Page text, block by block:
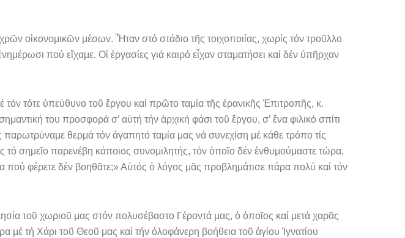
οἰκονομικῶν μέσων. Ἦταν στό στάδιο τῆς τοιχοποιίας, χωρίς τόν τροῦλλο
πού εἴχαμε. Οἱ ἐργασίες γιά καιρό εἶχαν σταμα­τήσει καί δέν ὑπῆρχαν
τότε ὑπεύθυνο τοῦ ἔργου καί πρῶτο ταμία τῆς ἐρανικῆς Ἐπιτροπῆς, κ.
του προσφορά σ’ αὐτή τήν ἀρχική φάσι τοῦ ἔργου, σ’ ἕνα φιλικό σπίτι
θερμά τόν ἀγαπητό ταμία μας νά συνεχίση μέ κάθε τρόπο τίς
σημεῖο παρενέβη κάποιος συνομιλητής, τόν ὁ­ποῖο δέν ἐνθυμούμαστε τώρα,
πού φέρε­τε δέν βοηθᾶτε;» Αὐτός ὁ λόγος μᾶς προβλημάτισε πάρα πολύ καί τόν
τοῦ χωριοῦ μας στόν πολυσέβα­στο Γέροντά μας, ὁ ὁποῖος καί μετά χαρᾶς
μέ τή Χάρι τοῦ Θεοῦ μας καί τήν ὁλοφάνερη βοήθεια τοῦ ἁγίου Ἰγνατίου